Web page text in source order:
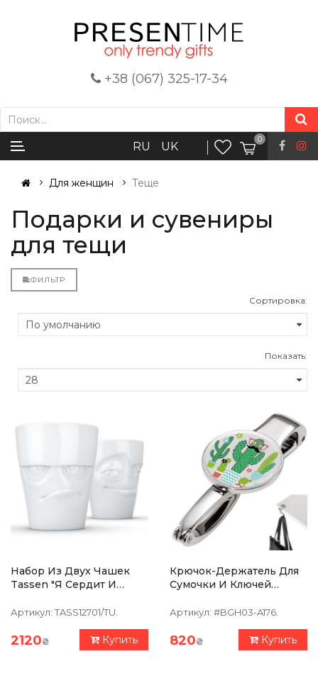
+38 (067) 325-17-34
RU UK
0
Для женщин Тещe
Подарки и сувениры
для тещи
ФИЛЬТР
Сортировка:
Показать:
Набор Из Двух Чашек
Tassen "Я Сердит И
Фарфор
Артикул: TASS12701/TU.
2120₴ Купить
Крючок-Держатель Для
Сумочки И Ключей
Артикул: #BGH03-A176.
820₴ Купить